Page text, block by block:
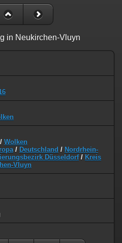
in Neukirchen-Vluyn
/ Wolken
/ Deutschland / Nordrhein-
Düsseldorf/ Kreis
Vluyn